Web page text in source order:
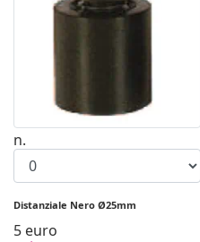
n.
Distanziale Nero Ø25mm
5 euro